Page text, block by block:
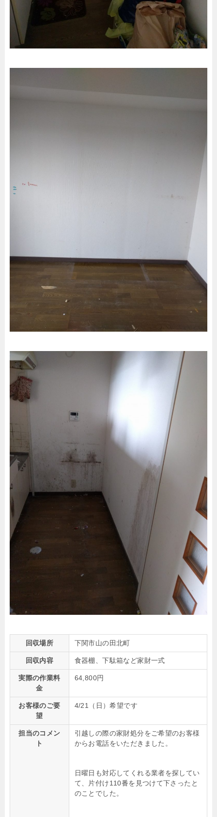
回収場所 下関市山の田北町
回収内容 食器棚、下駄箱など家財一式
実際の作業料
金
64,800円
お客様のご要
望
4/21（日）希望です
担当のコメン
ト
引越しの際の家財処分をご希望のお客様
からお電話をいただきました。
日曜日も対応してくれる業者を探してい
て、片付け110番を見つけて下さったと
のことでした。